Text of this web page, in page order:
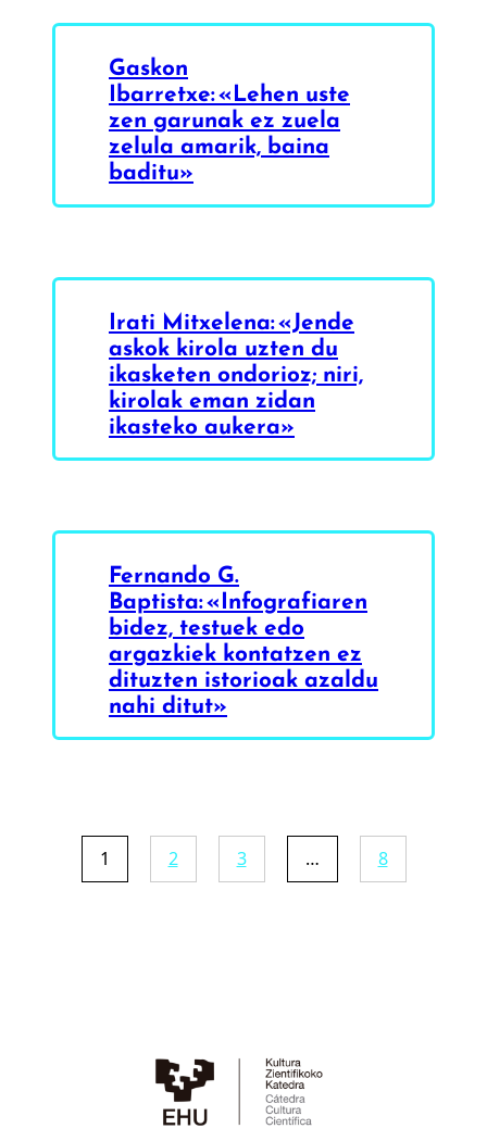
Gaskon
Ibarretxe: «Lehen uste
zen garunak ez zuela
zelula amarik, baina
baditu»
Irati Mitxelena: «Jende
askok kirola uzten du
ikasketen ondorioz; niri,
kirolak eman zidan
ikasteko aukera»
Fernando G.
Baptista: «Infografiaren
bidez, testuek edo
argazkiek kontatzen ez
dituzten istorioak azaldu
nahi ditut»
1 2 3 … 8